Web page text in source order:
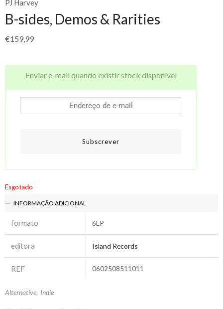
PJ Harvey
B-sides, Demos & Rarities
€159,99
Enviar e-mail quando existir stock disponível
Subscrever
Esgotado
INFORMAÇÃO ADICIONAL
formato 6LP
editora Island Records
REF 0602508511011
Alternative, Indie